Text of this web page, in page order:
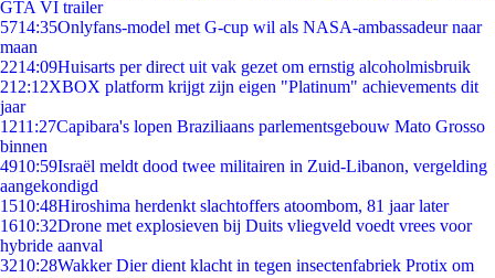
GTA VI trailer
5714:35Onlyfans-model met G-cup wil als NASA-ambassadeur naar
maan
2214:09Huisarts per direct uit vak gezet om ernstig alcoholmisbruik
212:12XBOX platform krijgt zijn eigen "Platinum" achievements dit
jaar
1211:27Capibara's lopen Braziliaans parlementsgebouw Mato Grosso
binnen
4910:59Israël meldt dood twee militairen in Zuid-Libanon, vergelding
aangekondigd
1510:48Hiroshima herdenkt slachtoffers atoombom, 81 jaar later
1610:32Drone met explosieven bij Duits vliegveld voedt vrees voor
hybride aanval
3210:28Wakker Dier dient klacht in tegen insectenfabriek Protix om